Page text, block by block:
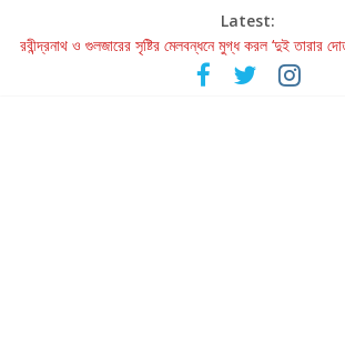
Latest:
রবীন্দ্রনাথ ও গুলজারের সৃষ্টির মেলবন্ধনে মুগ্ধ করল ‘দুই তারার
কলের গান থেকে রীলস্ — বাঙালির গান শোনার বিবর্তনের গল্প
জগন্নাথমঙ্গলম্ — বাংলায় প্রথমবার মঞ্চে এবার রথযাত্রার উদযাপন